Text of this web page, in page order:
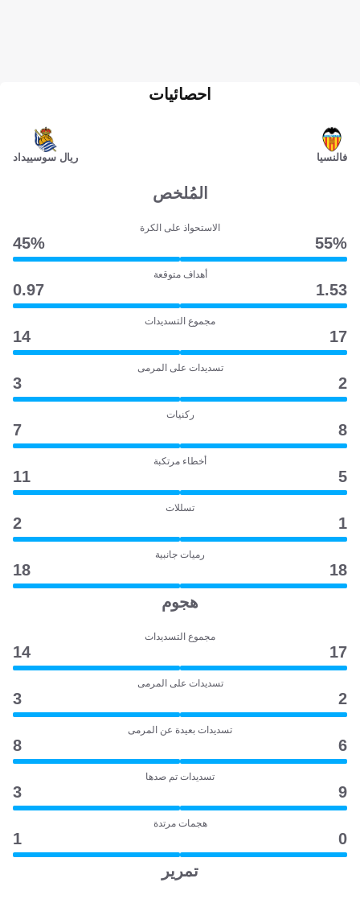
فالنسيا
احصائيات
ريال سوسييداد
المُلخص
الاستحواذ على الكرة
55‎%‎
45‎%‎
أهداف متوقعة
1.53
0.97
مجموع التسديدات
17
14
تسديدات على المرمى
2
3
ركنيات
8
7
أخطاء مرتكبة
5
11
تسللات
1
2
رميات جانبية
18
18
هجوم
مجموع التسديدات
17
14
تسديدات على المرمى
2
3
تسديدات بعيدة عن المرمى
6
8
تسديدات تم صدها
9
3
هجمات مرتدة
0
1
تمرير